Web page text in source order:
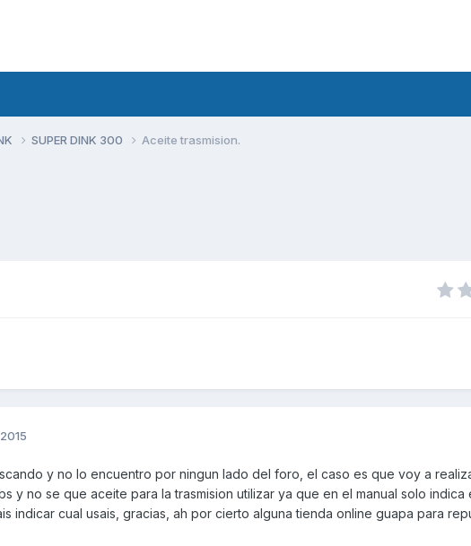
SUPER DINK 300 Aceite trasmision.
y no lo encuentro por ningun lado del foro, el caso es que voy a
y no se que aceite para la trasmision utilizar ya que en el manual solo indica
indicar cual usais, gracias, ah por cierto alguna tienda online guapa para